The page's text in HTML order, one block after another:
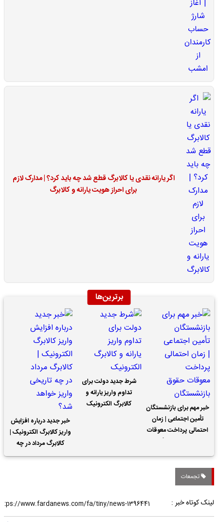
اگر یارانه نقدی یا کالابرگ قطع شد چه باید کرد؟ | مدارک لازم
برای احراز هویت یارانه و کالابرگ
برترین‌ها
خبر مهم برای بازنشستگان
تأمین اجتماعی | زمان
احتمالی پرداخت معوقات
شرط جدید دولت برای
تداوم واریز یارانه و
کالابرگ الکترونیک
خبر جدید درباره افزایش
واریز کالابرگ الکترونیک |
کالابرگ مرداد در چه
تاریخی واریز خواهد شد؟
تجمعات
لینک کوتاه خبر :